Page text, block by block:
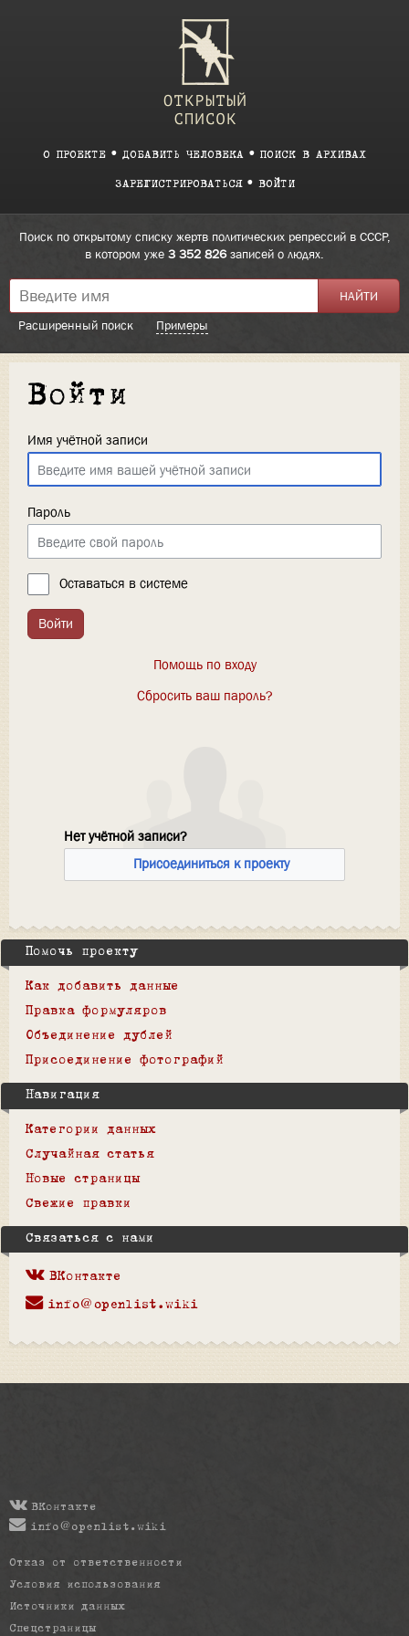
О ПРОЕКТЕ ДОБАВИТЬ ЧЕЛОВЕКА ПОИСК В АРХИВАХ
ЗАРЕГИСТРИРОВАТЬСЯ ВОЙТИ
Поиск по открытому списку жертв политических репрессий в СССР,
в котором уже 3 352 826записей о людях.
Расширенный поиск Примеры
Войти
Имя учётной записи
Пароль
Оставаться в системе
Войти
Помощь по входу
Сбросить ваш пароль?
Нет учётной записи?
Присоединиться к проекту
Помочь проекту
Как добавить данные
Правка формуляров
Объединение дублей
Присоединение фотографий
Навигация
Категории данных
Случайная статья
Новые страницы
Свежие правки
Связаться с нами
ВКонтакте
info@openlist.wiki
ВКонтакте
info@openlist.wiki
Отказ от ответственности
Условия использования
Источники данных
Спецстраницы